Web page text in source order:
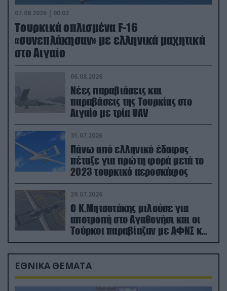
07.08.2026 | 00:02
Τουρκικά οπλισμένα F-16
«συνεπλάκησαν» με ελληνικά μαχητικά
στο Αιγαίο
06.08.2026
Νέες παραβιάσεις και
παραβάσεις της Τουρκίας στο
Αιγαίο με τρία UAV
31.07.2026
Πάνω από ελληνικό έδαφος
πέταξε για πρώτη φορά μετά το
2023 τουρκικό αεροσκάφος
29.07.2026
Ο Κ.Μητσοτάκης μιλούσε για
αποτροπή στο Αγαθονήσι και οι
Τούρκοι παραβίαζαν με ΑΦΝΣ και
drone
ΕΘΝΙΚΑ ΘΕΜΑΤΑ